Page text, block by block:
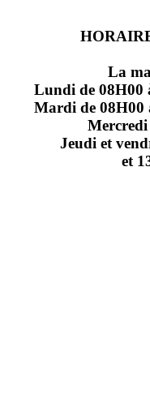
La
Lundi de 08H00
Mardi de 08H00
Mercredi
Jeudi et
et